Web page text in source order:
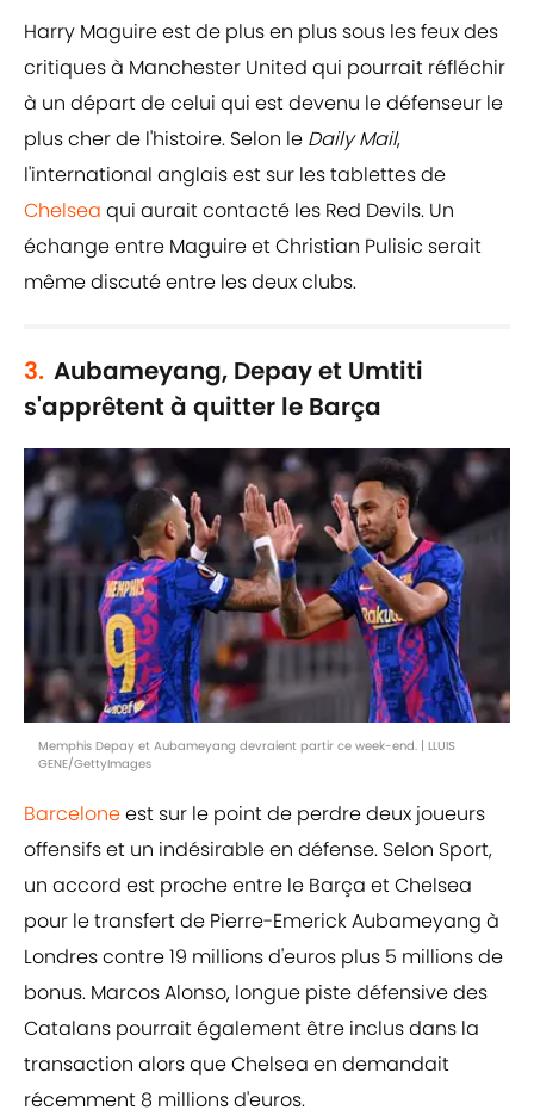
Harry Maguire est de plus en plus sous les feux des
critiques à Manchester United qui pourrait réfléchir
à un départ de celui qui est devenu le défenseur le
plus cher de l'histoire. Selon le Daily Mail,
l'international anglais est sur les tablettes de
Chelsea qui aurait contacté les Red Devils. Un
échange entre Maguire et Christian Pulisic serait
même discuté entre les deux clubs.
3. Aubameyang, Depay et Umtiti
s'apprêtent à quitter le Barça
Memphis Depay et Aubameyang devraient partir ce week-end. | LLUIS
GENE/GettyImages
Barceloneest sur le point de perdre deux joueurs
offensifs et un indésirable en défense. Selon Sport,
un accord est proche entre le Barça et Chelsea
pour le transfert de Pierre-Emerick Aubameyang à
Londres contre 19 millions d'euros plus 5 millions de
bonus. Marcos Alonso, longue piste défensive des
Catalans pourrait également être inclus dans la
transaction alors que Chelsea en demandait
récemment 8 millions d'euros.